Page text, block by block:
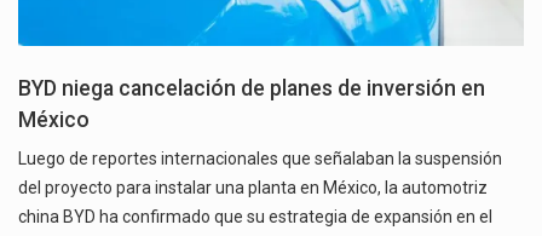
BYD niega cancelación de planes de inversión en
México
Luego de reportes internacionales que señalaban la suspensión
del proyecto para instalar una planta en México, la automotriz
china BYD ha confirmado que su estrategia de expansión en el